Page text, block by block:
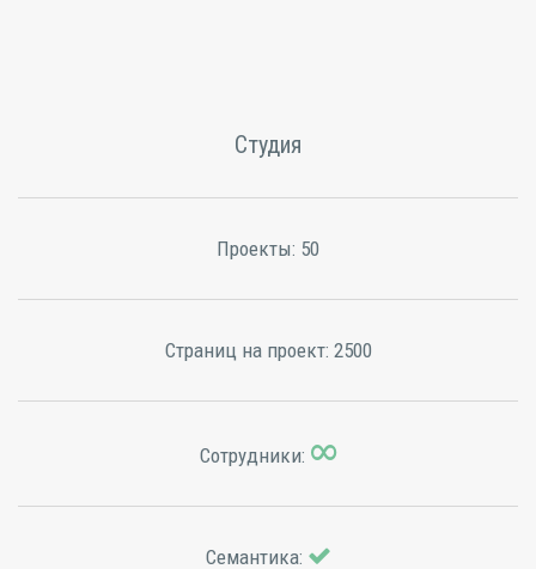
Студия
Проекты: 50
Страниц на проект: 2500
Сотрудники:
Семантика: